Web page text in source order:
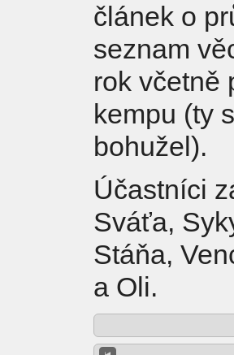
článek o
seznam
rok včetně
kempu (ty
bohužel).
Účastníci
Sváťa,
Stáňa,
a Oli.